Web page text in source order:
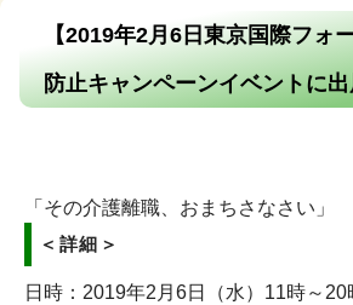
【2019年2月6日東京国際フォ
防止キャンペーンイベントに
「その介護離職、おまちさなさい」
＜詳細＞
日時：2019年2月6日（水）11時～20